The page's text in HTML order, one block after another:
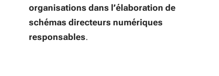
organisations dans l’élaboration de
schémas directeurs numériques
responsables.